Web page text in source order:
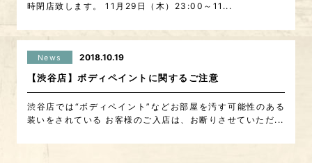
時閉店致します。 11月29日（木）23:00～11...
News 2018.10.19
【渋谷店】ボディペイントに関するご注意
渋谷店では“ボディペイント”などお部屋を汚す可能性のある
装いをされている お客様のご入店は、お断りさせていただ...